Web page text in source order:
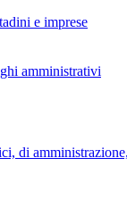
e imprese
amministrativi
di